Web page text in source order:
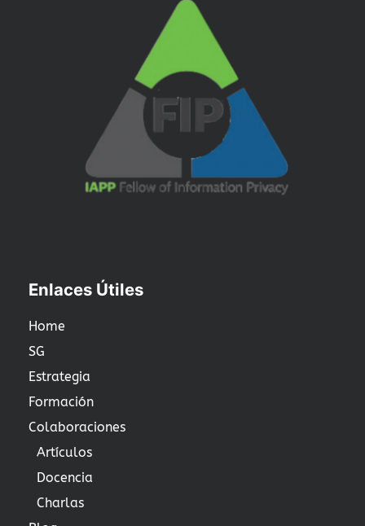
Enlaces Útiles
Home
SG
Estrategia
Formación
Colaboraciones
Artículos
Docencia
Charlas